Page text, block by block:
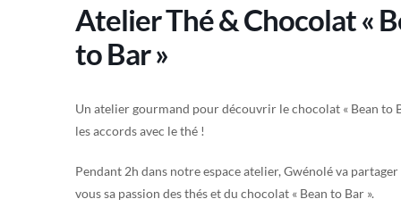
Atelier Thé & Chocolat «
to Bar »
Un atelier gourmand pour découvrir le chocolat « Bean to
les accords avec le thé !
Pendant 2h dans notre espace atelier, Gwénolé va partager
vous sa passion des thés et du chocolat « Bean to Bar ».